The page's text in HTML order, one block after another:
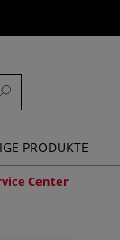
PRODUKTE
Center